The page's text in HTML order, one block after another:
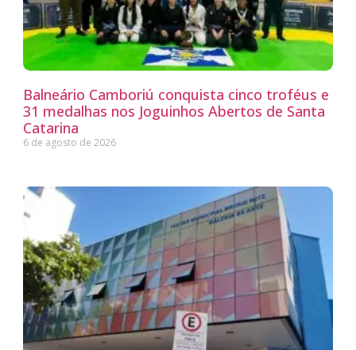
Balneário Camboriú conquista cinco troféus e
31 medalhas nos Joguinhos Abertos de Santa
Catarina
6 de agosto de 2026